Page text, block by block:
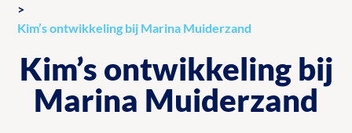
>
Kim’s ontwikkeling bij Marina Muiderzand
Kim’s ontwikkeling bij
Marina Muiderzand